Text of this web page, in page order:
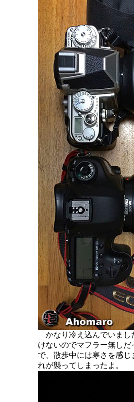
かなり冷え込んでいまし
けないのでマフラー無し
で、散歩中には寒さを感
れが襲ってしまったよ。